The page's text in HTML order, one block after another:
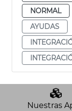
NORMAL
AYUDAS
Nuestras